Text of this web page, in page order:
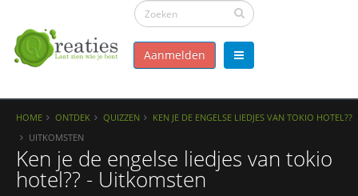
Aanmelden
HOME ONTDEK QUIZZEN
KEN JE DE ENGELSE LIEDJES VAN TOKIO HOTEL??
UITKOMSTEN
Ken je de engelse liedjes van tokio
hotel?? - Uitkomsten